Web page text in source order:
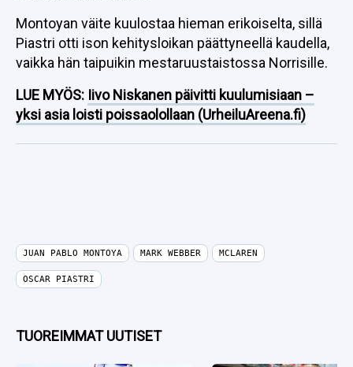
Montoyan väite kuulostaa hieman erikoiselta, sillä
Piastri otti ison kehitysloikan päättyneellä kaudella,
vaikka hän taipuikin mestaruustaistossa Norrisille.
LUE MYÖS: Iivo Niskanen päivitti kuulumisiaan –
yksi asia loisti poissaolollaan (UrheiluAreena.fi)
JUAN PABLO MONTOYA MARK WEBBER MCLAREN
OSCAR PIASTRI
TUOREIMMAT UUTISET